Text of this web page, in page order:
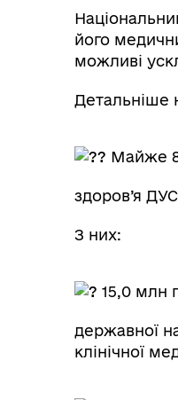
його
можливі
Детальніше
Майже
здоров’я ДУС
З них:
15,0 млн
державної
клінічної